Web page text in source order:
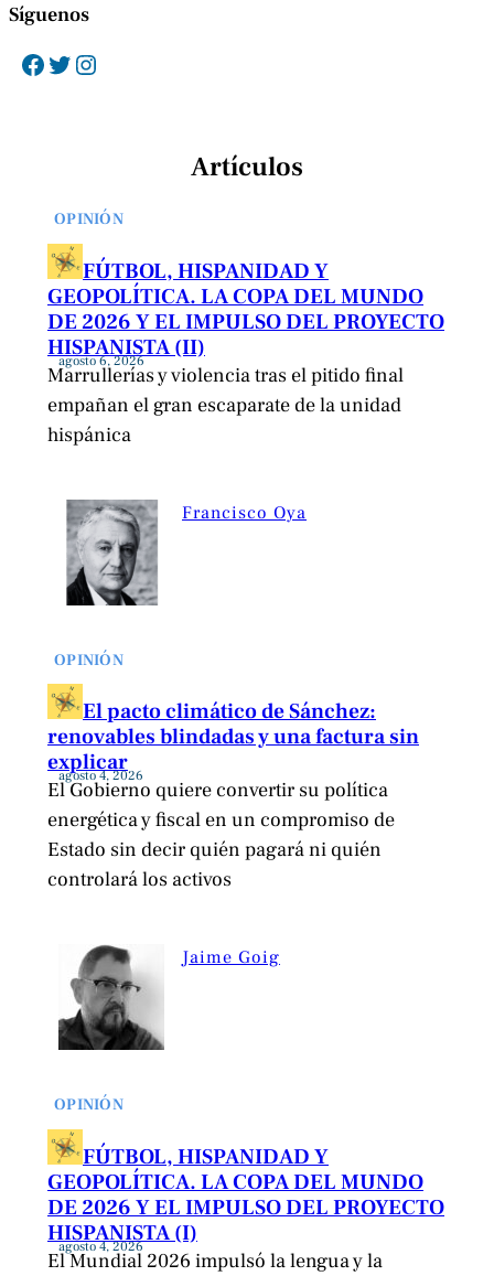
Síguenos
Facebook Twitter Instagram
Artículos
OPINIÓN
FÚTBOL, HISPANIDAD Y
GEOPOLÍTICA. LA COPA DEL MUNDO
DE 2026 Y EL IMPULSO DEL PROYECTO
HISPANISTA (II)
agosto 6, 2026
Marrullerías y violencia tras el pitido final
empañan el gran escaparate de la unidad
hispánica
Francisco Oya
OPINIÓN
El pacto climático de Sánchez:
renovables blindadas y una factura sin
explicar
agosto 4, 2026
El Gobierno quiere convertir su política
energética y fiscal en un compromiso de
Estado sin decir quién pagará ni quién
controlará los activos
Jaime Goig
OPINIÓN
FÚTBOL, HISPANIDAD Y
GEOPOLÍTICA. LA COPA DEL MUNDO
DE 2026 Y EL IMPULSO DEL PROYECTO
HISPANISTA (I)
agosto 4, 2026
El Mundial 2026 impulsó la lengua y la